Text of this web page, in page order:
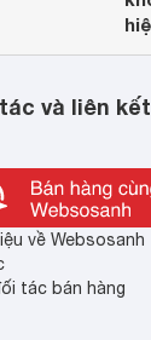
và liên kết
về Websosanh
tác bán hàng